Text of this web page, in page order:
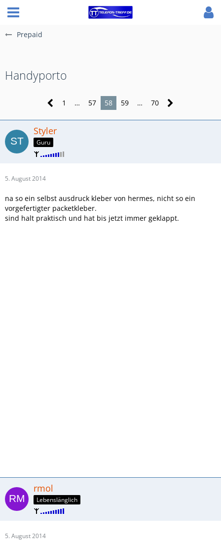
Prepaid
Handyporto
1 … 57 58 59 … 70
Styler
Guru
5. August 2014
na so ein selbst ausdruck kleber von hermes, nicht so ein
vorgefertigter packetkleber.
sind halt praktisch und hat bis jetzt immer geklappt.
rmol
Lebenslänglich
5. August 2014